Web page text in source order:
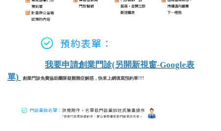
我要申請創業門診(另開新視窗-Google表
單)
創業門診免費協助團隊疑難雜症解惑，快來上網填寫預約單!!!!